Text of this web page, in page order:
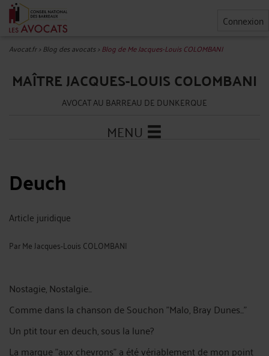
Connexion
Avocat.fr>Blog des avocats>Blog de Me Jacques-Louis COLOMBANI
MAÎTRE JACQUES-LOUIS COLOMBANI
AVOCAT AU BARREAU DE DUNKERQUE
MENU
Deuch
Article juridique
ParMe Jacques-Louis COLOMBANI
Nostagie, Nostalgie...
Comme dans la chanson de Souchon "Malo, Bray Dunes..."
Un ptit tour en deuch, sous la lune?
La marque "aux chevrons" a été vériablement de mon point